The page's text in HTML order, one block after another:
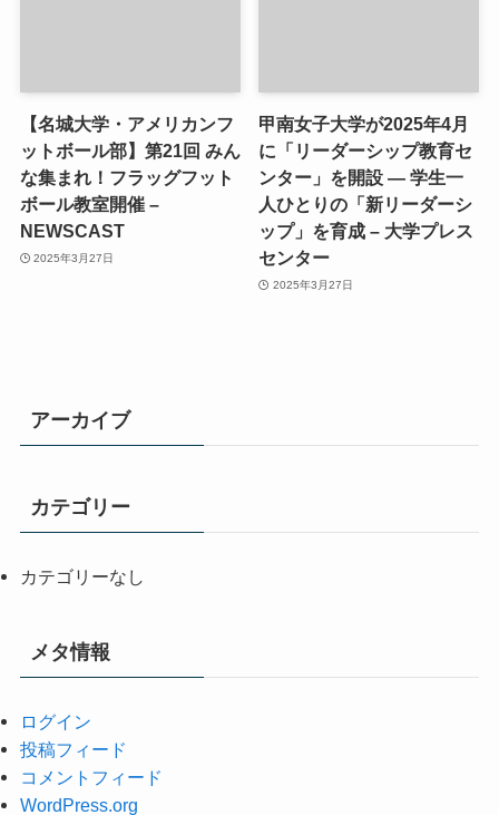
【名城大学・アメリカンフ
ットボール部】第21回 みん
な集まれ！フラッグフット
ボール教室開催 –
NEWSCAST
2025年3月27日
甲南女子大学が2025年4月
に「リーダーシップ教育セ
ンター」を開設 ― 学生一
人ひとりの「新リーダーシ
ップ」を育成 – 大学プレス
センター
2025年3月27日
アーカイブ
カテゴリー
カテゴリーなし
メタ情報
ログイン
投稿フィード
コメントフィード
WordPress.org